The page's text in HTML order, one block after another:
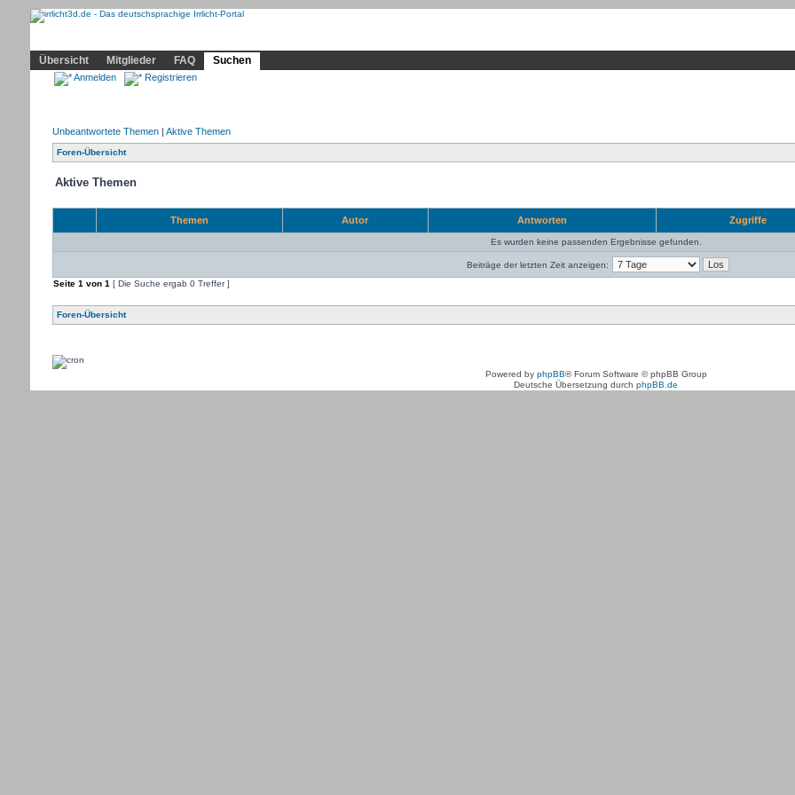
Übersicht
Mitglieder FAQ Suchen
Anmelden Registrieren
Unbeantwortete Themen| Aktive Themen
Foren-Übersicht
Aktive Themen
Themen Autor Antworten Zugriffe
Es wurden keine passenden Ergebnisse gefunden.
Beiträge der letzten Zeit anzeigen:
Seite 1 von 1 [ Die Suche ergab 0 Treffer ]
Foren-Übersicht
Powered by phpBB® Forum Software © phpBB Group
Deutsche Übersetzung durchphpBB.de